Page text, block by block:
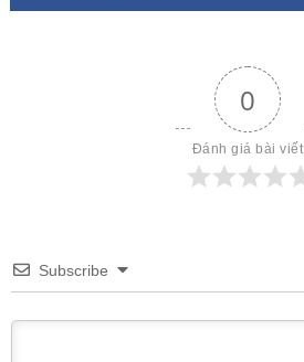
0
Đánh giá bài viết
Subscribe